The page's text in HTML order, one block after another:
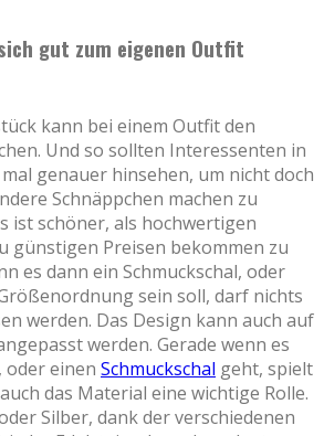
gut zum eigenen Outfit
kann bei einem Outfit den
Und so sollten Interessenten in
genauer hinsehen, um nicht doch
Schnäppchen machen zu
ist schöner, als hochwertigen
günstigen Preisen bekommen zu
es dann ein Schmuckschal, oder
sein soll, darf nichts
werden. Das Design kann auch auf
werden. Gerade wenn es
oder einen Schmuckschal geht, spielt
das Material eine wichtige Rolle.
Silber, dank der verschiedenen